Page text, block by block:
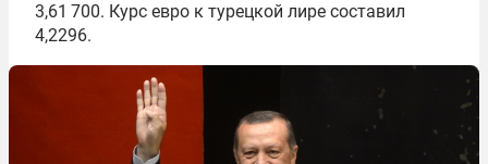
3,61 700. Курс евро к турецкой лире составил
4,2296.